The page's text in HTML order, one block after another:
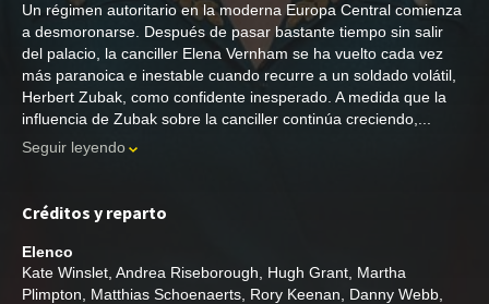
Un régimen autoritario en la moderna Europa Central comienza
a desmoronarse. Después de pasar bastante tiempo sin salir
del palacio, la canciller Elena Vernham se ha vuelto cada vez
más paranoica e inestable cuando recurre a un soldado volátil,
Herbert Zubak, como confidente inesperado. A medida que la
influencia de Zubak sobre la canciller continúa creciendo,...
Seguir leyendo
Créditos y reparto
Elenco
Kate Winslet Andrea Riseborough Hugh Grant Martha
Plimpton
Matthias Schoenaerts Rory Keenan Danny Webb